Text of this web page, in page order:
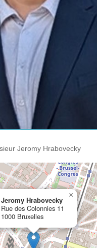
Jeromy Hrabovecky
Jeromy Hrabovecky
Rue des Colonnies 11
1000 Bruxelles
×